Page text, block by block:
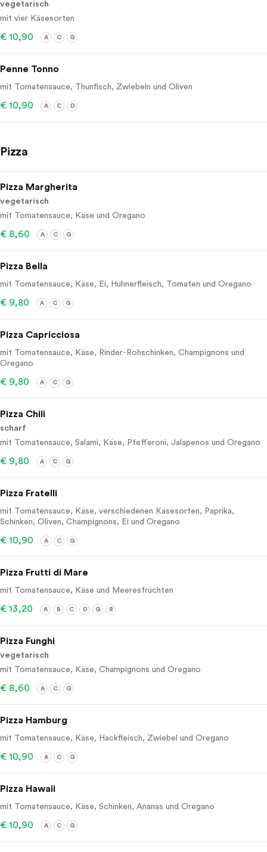
vegetarisch
mit vier Käsesorten
€ 10,90 A C G
Penne Tonno
mit Tomatensauce, Thunfisch, Zwiebeln und Oliven
€ 10,90 A C D
Pizza
Pizza Margherita
vegetarisch
mit Tomatensauce, Käse und Oregano
€ 8,60 A C G
Pizza Bella
mit Tomatensauce, Käse, Ei, Hühnerfleisch, Tomaten und Oregano
€ 9,80 A C G
Pizza Capricciosa
mit Tomatensauce, Käse, Rinder-Rohschinken, Champignons und
Oregano
€ 9,80 A C G
Pizza Chili
scharf
mit Tomatensauce, Salami, Käse, Pfefferoni, Jalapenos und Oregano
€ 9,80 A C G
Pizza Fratelli
mit Tomatensauce, Käse, verschiedenen Käsesorten, Paprika,
Schinken, Oliven, Champignons, Ei und Oregano
€ 10,90 A C G
Pizza Frutti di Mare
mit Tomatensauce, Käse und Meeresfrüchten
€ 13,20 A B C D G R
Pizza Funghi
vegetarisch
mit Tomatensauce, Käse, Champignons und Oregano
€ 8,60 A C G
Pizza Hamburg
mit Tomatensauce, Käse, Hackfleisch, Zwiebel und Oregano
€ 10,90 A C G
Pizza Hawaii
mit Tomatensauce, Käse, Schinken, Ananas und Oregano
€ 10,90 A C G